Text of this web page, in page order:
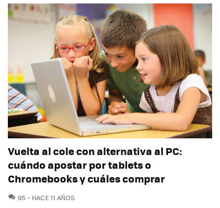
Vuelta al cole con alternativa al PC:
cuándo apostar por tablets o
Chromebooks y cuáles comprar
95 COMENTARIOS
HACE 11 AÑOS